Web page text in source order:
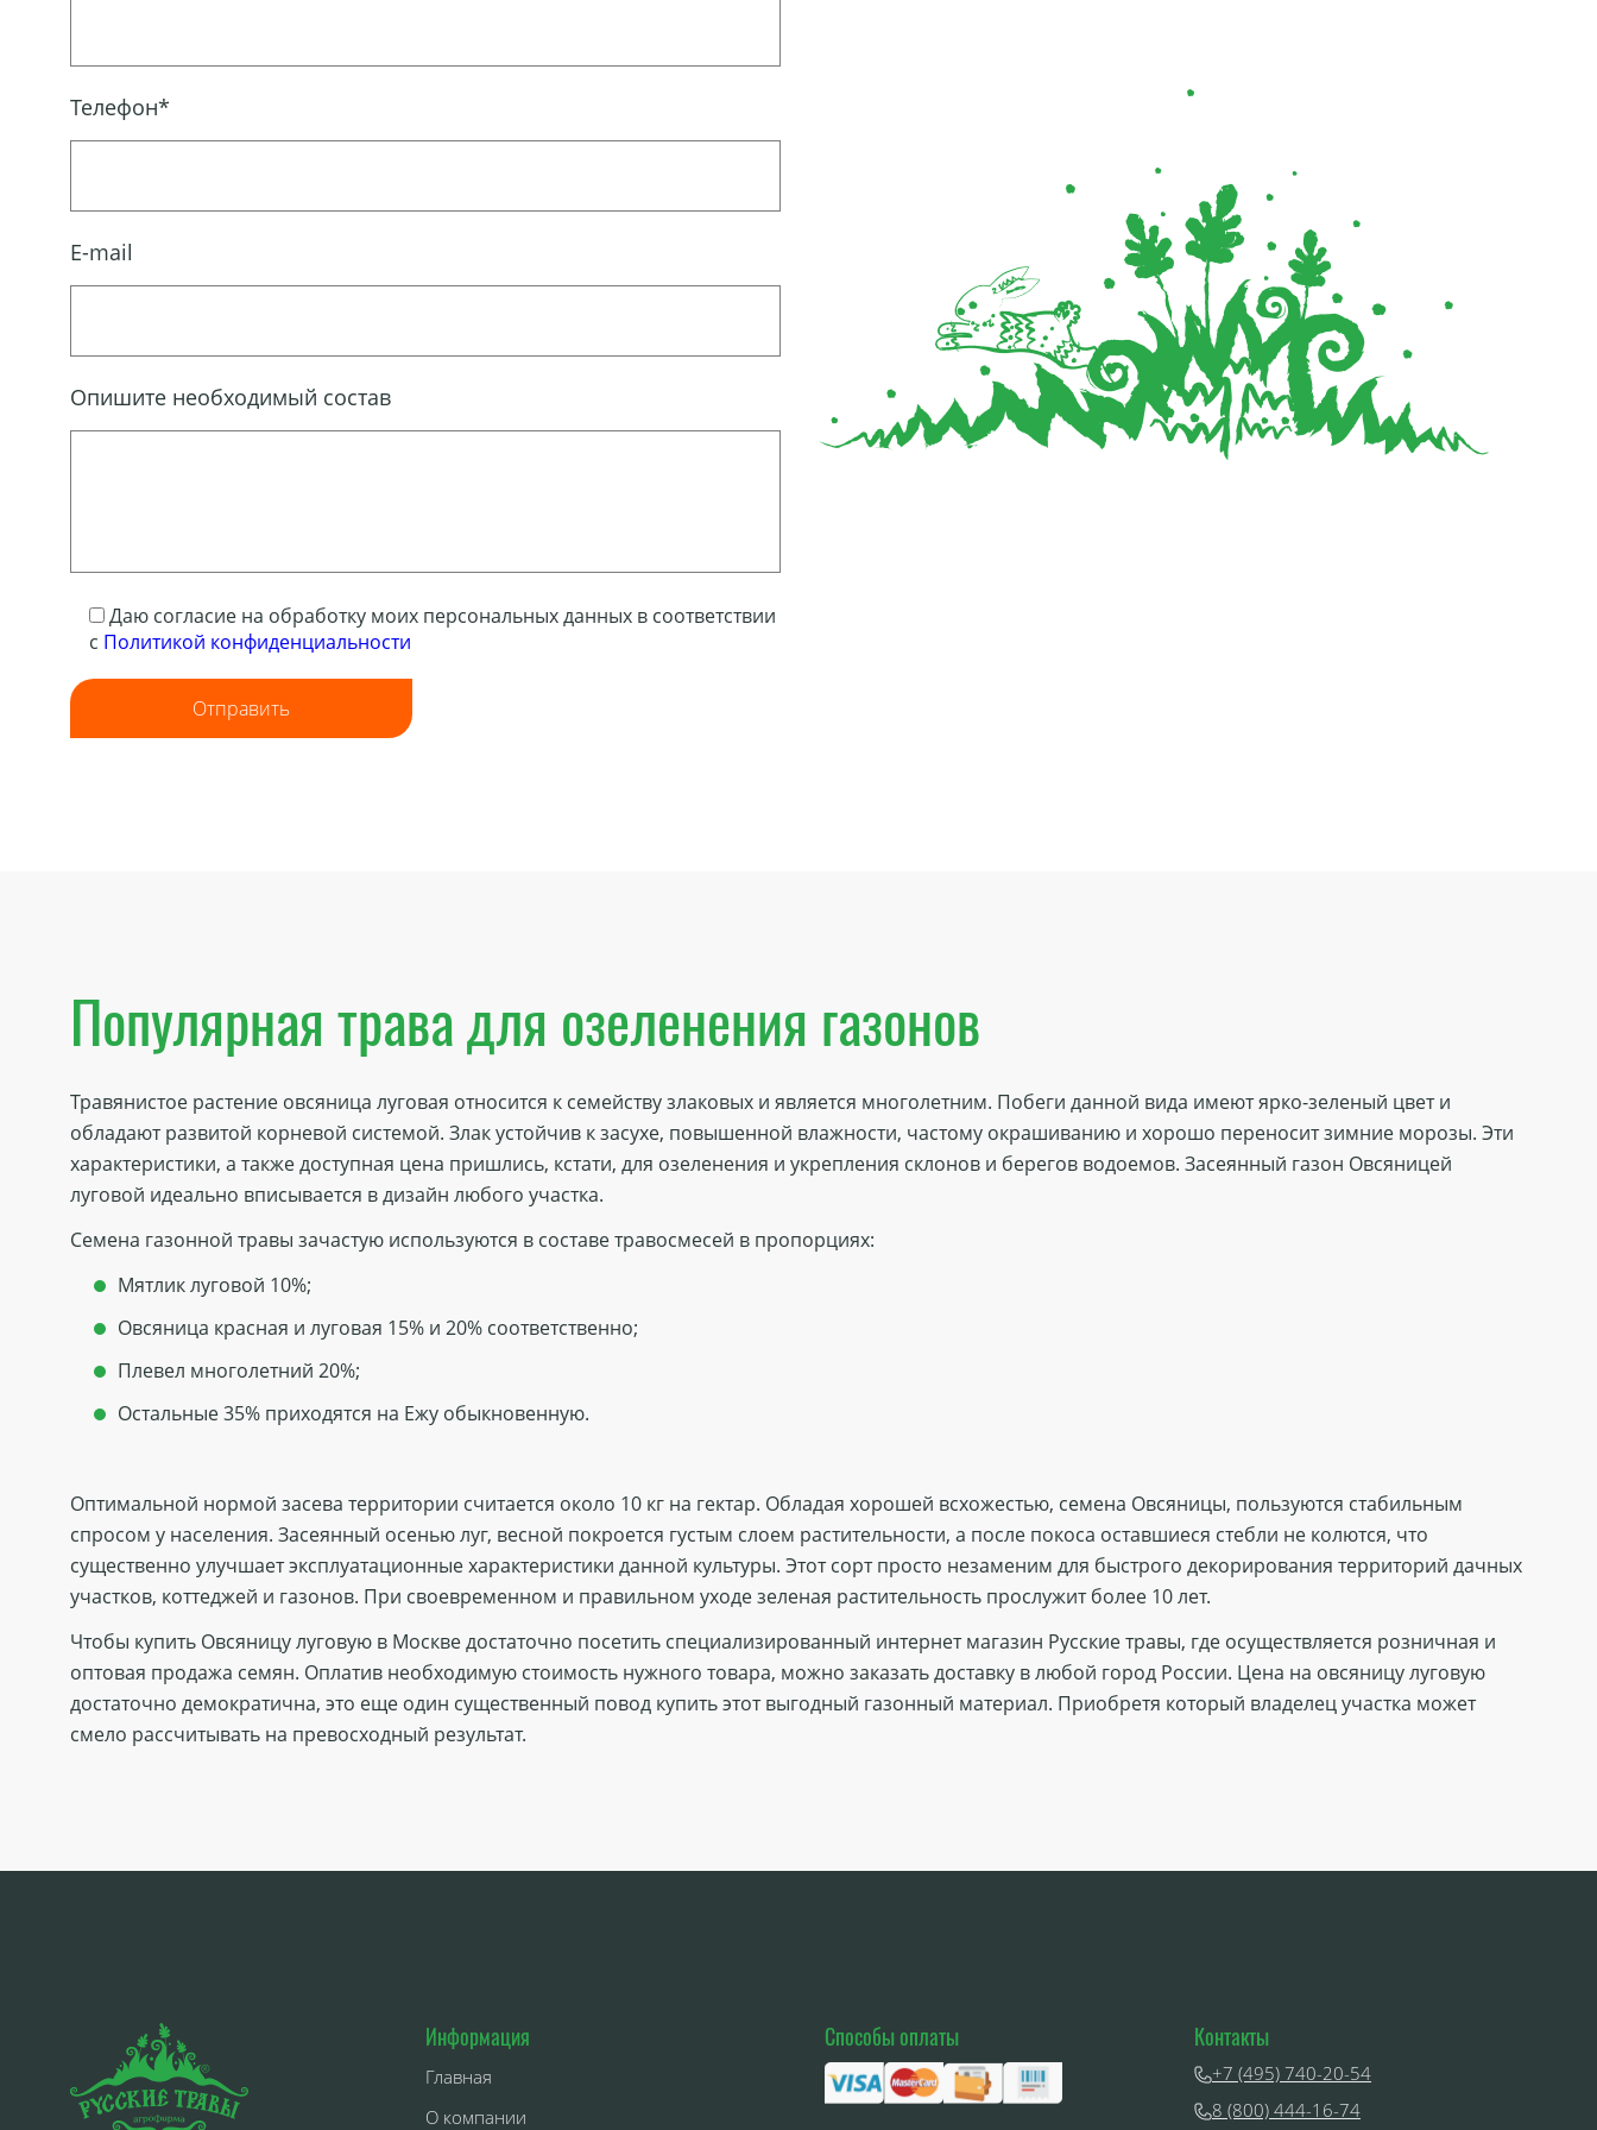
Телефон*
E-mail
Опишите необходимый состав
Даю согласие на обработку моих персональных данных в соответствии
с Политикой конфиденциальности
Отправить
Популярная трава для озеленения газонов
Травянистое растение овсяница луговая относится к семейству злаковых и является многолетним. Побеги данной вида имеют ярко-зеленый цвет и
обладают развитой корневой системой. Злак устойчив к засухе, повышенной влажности, частому окрашиванию и хорошо переносит зимние морозы. Эти
характеристики, а также доступная цена пришлись, кстати, для озеленения и укрепления склонов и берегов водоемов. Засеянный газон Овсяницей
луговой идеально вписывается в дизайн любого участка.
Семена газонной травы зачастую используются в составе травосмесей в пропорциях:
Мятлик луговой 10%;
Овсяница красная и луговая 15% и 20% соответственно;
Плевел многолетний 20%;
Остальные 35% приходятся на Ежу обыкновенную.
Оптимальной нормой засева территории считается около 10 кг на гектар. Обладая хорошей всхожестью, семена Овсяницы, пользуются стабильным
спросом у населения. Засеянный осенью луг, весной покроется густым слоем растительности, а после покоса оставшиеся стебли не колются, что
существенно улучшает эксплуатационные характеристики данной культуры. Этот сорт просто незаменим для быстрого декорирования территорий дачных
участков, коттеджей и газонов. При своевременном и правильном уходе зеленая растительность прослужит более 10 лет.
Чтобы купить Овсяницу луговую в Москве достаточно посетить специализированный интернет магазин Русские травы, где осуществляется розничная и
оптовая продажа семян. Оплатив необходимую стоимость нужного товара, можно заказать доставку в любой город России. Цена на овсяницу луговую
достаточно демократична, это еще один существенный повод купить этот выгодный газонный материал. Приобретя который владелец участка может
смело рассчитывать на превосходный результат.
Информация
Главная
О компании
Способы оплаты Контакты
+7 (495) 740-20-54
8 (800) 444-16-74